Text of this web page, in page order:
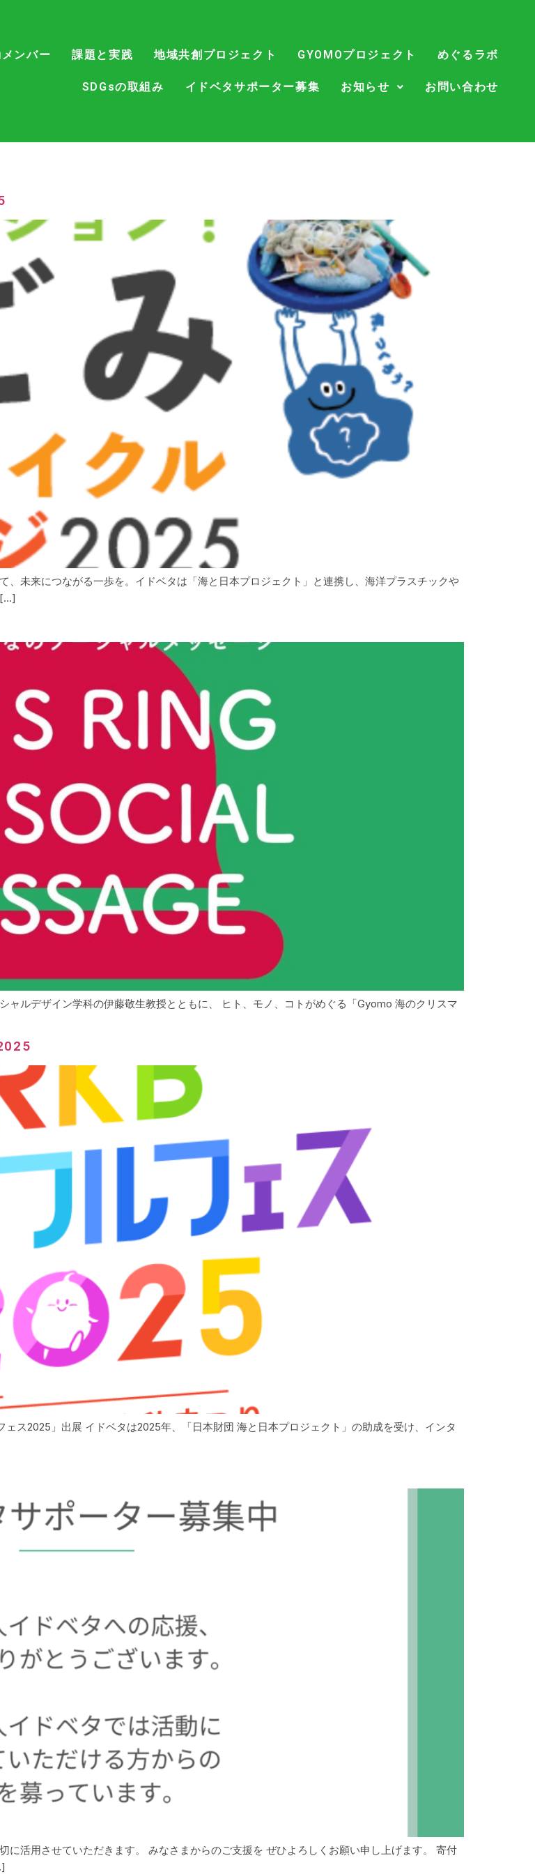
ンバー 課題と実践 地域共創プロジェクト GYOMOプロジェクト めぐるラボ
SDGsの取組み イドベタサポーター募集 お知らせ お問い合わせ
、未来につながる一歩を。イドベタは「海と日本プロジェクト」と連携し、海洋プラスチックや
[…]
ルデザイン学科の伊藤敬生教授とともに、 ヒト、モノ、コトがめぐる「Gyomo 海のクリスマ
ス2025」出展 イドベタは2025年、「日本財団 海と日本プロジェクト」の助成を受け、インタ
活用させていただきます。 みなさまからのご支援を ぜひよろしくお願い申し上げます。 寄付